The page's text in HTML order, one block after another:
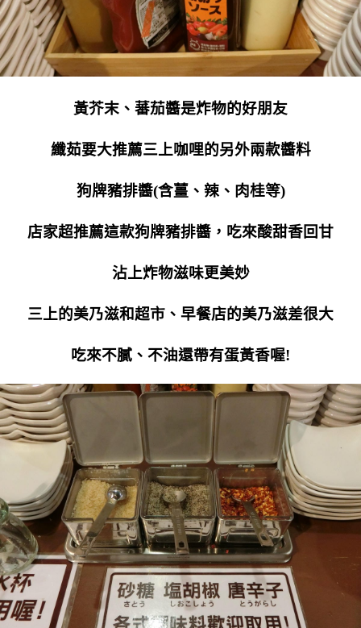
黃芥末、蕃茄醬是炸物的好朋友
纖茹要大推薦三上咖哩的另外兩款醬料
狗牌豬排醬(含薑、辣、肉桂等)
店家超推薦這款狗牌豬排醬，吃來酸甜香回甘
沾上炸物滋味更美妙
三上的美乃滋和超市、早餐店的美乃滋差很大
吃來不膩、不油還帶有蛋黃香喔!